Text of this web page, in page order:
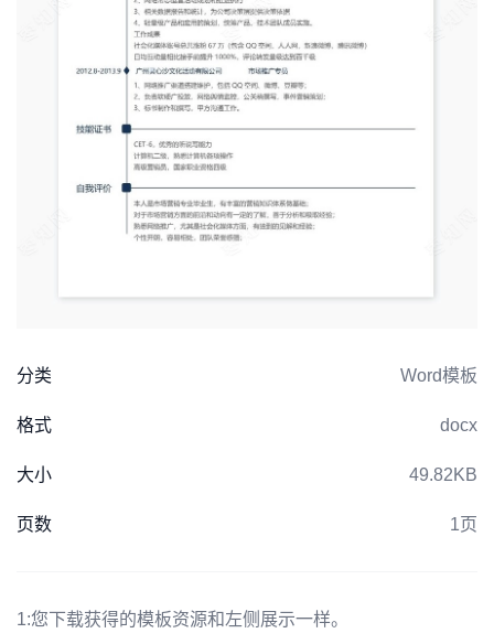
分类 Word模板
格式 docx
大小 49.82KB
页数 1页
1:您下载获得的模板资源和左侧展示一样。